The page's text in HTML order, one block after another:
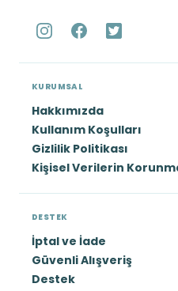
KURUMSAL
Hakkımızda
Kullanım Koşulları
Gizlilik Politikası
Kişisel Verilerin
DESTEK
İptal ve İade
Güvenli Alışveriş
Destek